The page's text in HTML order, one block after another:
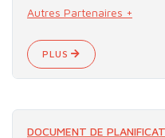
Autres Partenaires +
PLUS
DOCUMENT DE